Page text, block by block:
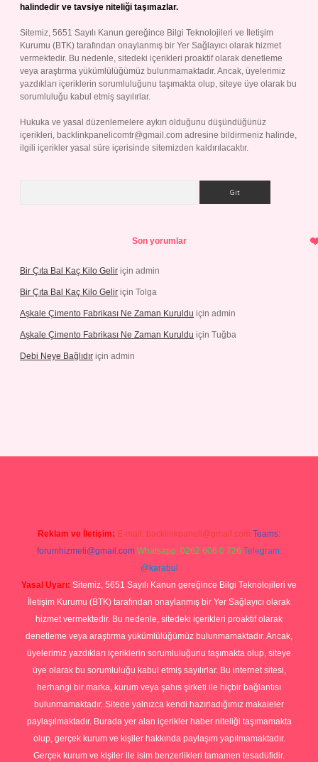
halindedir ve tavsiye niteliği taşımazlar.
Sitemiz, 5651 Sayılı Kanun gereğince Bilgi Teknolojileri ve İletişim
Kurumu (BTK) tarafından onaylanmış bir Yer Sağlayıcı olarak hizmet
vermektedir. Bu nedenle, sitedeki içerikleri proaktif olarak denetleme
veya araştırma yükümlülüğümüz bulunmamaktadır. Ancak, üyelerimiz
yazdıkları içeriklerin sorumluluğunu taşımakta olup, siteye üye olarak bu
sorumluluğu kabul etmiş sayılırlar.
Hukuka ve yasal düzenlemelere aykırı olduğunu düşündüğünüz
içerikleri, backlinkpanelicomtr@gmail.com adresine bildirmeniz halinde,
ilgili içerikler yasal süre içerisinde sitemizden kaldırılacaktır.
Son yorumlar
Bir Çıta Bal Kaç Kilo Gelir için admin
Bir Çıta Bal Kaç Kilo Gelir için Tolga
Aşkale Çimento Fabrikası Ne Zaman Kuruldu için admin
Aşkale Çimento Fabrikası Ne Zaman Kuruldu için Tuğba
Debi Neye Bağlıdır için admin
Reklam ve İletişim: E-mail: backlinkpaneli@gmail.com Teams:
forumhizmeti@gmail.com Whatsapp: 0262 606 0 726 Telegram:
@karabul
Yasal Uyarı: Sitemiz, 5651 Sayılı Kanun gereğince Bilgi Teknolojileri ve
İletişim Kurumu (BTK) tarafından onaylanmış bir Yer Sağlayıcı olarak
hizmet vermektedir. Bu nedenle, sitedeki içerikleri proaktif olarak
denetleme veya araştırma yükümlülüğümüz bulunmamaktadır. Ancak,
üyelerimiz yazdıkları içeriklerin sorumluluğunu taşımakta olup, siteye
üye olarak bu sorumluluğu kabul etmiş sayılırlar. Bu internet sitesi,
herhangi bir marka, kurum veya şahıs şirketi ile hiçbir bağlantısı
bulunmamaktadır. Sitede yalnızca kendi hazırladığımız makaleler
paylaşılmaktadır. Burada yer alan içerikler haber niteliği taşımamakta
olup, gerçek kurum ve kişiler hakkında paylaşım yapılmamaktadır.
Gerçek kurum ve kişiler ile isim benzerlikleri tamamen tesadüfidir.